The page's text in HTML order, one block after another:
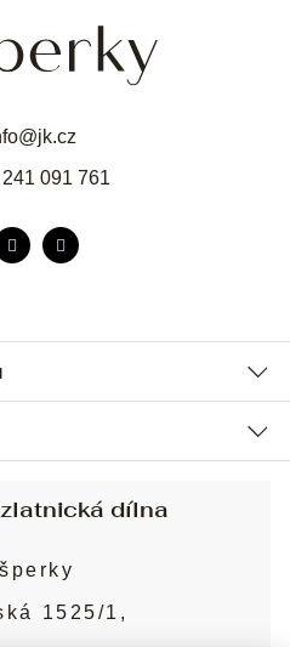
@jk.cz
091 761
dílna
1525/1,